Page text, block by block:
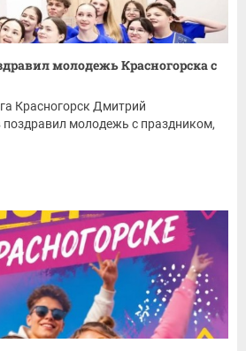
молодежь Красногорска с
Красногорск Дмитрий
молодежь с праздником,